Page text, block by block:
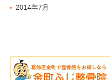
2014年7月